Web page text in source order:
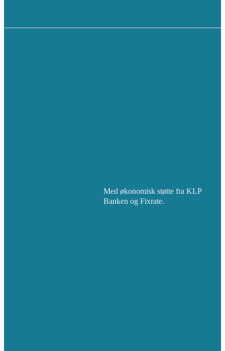
Med økonomisk støtte fra KLP
Banken og Fixrate.